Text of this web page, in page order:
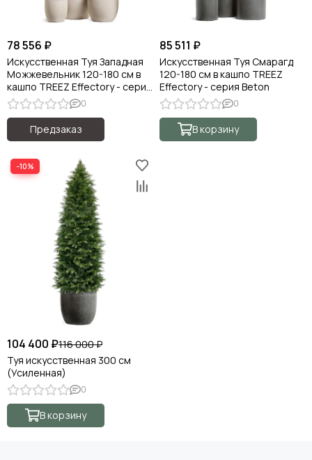
78 556 ₽
Искусственная Туя Западная
Можжевельник 120-180 см в
кашпо TREEZ Effectory - серия
Beton
0
Предзаказ
85 511 ₽
Искусственная Туя Смарагд
120-180 см в кашпо TREEZ
Effectory - серия Beton
0
В корзину
−10%
104 400 ₽116 000 ₽
Туя искусственная 300 см
(Усиленная)
0
В корзину